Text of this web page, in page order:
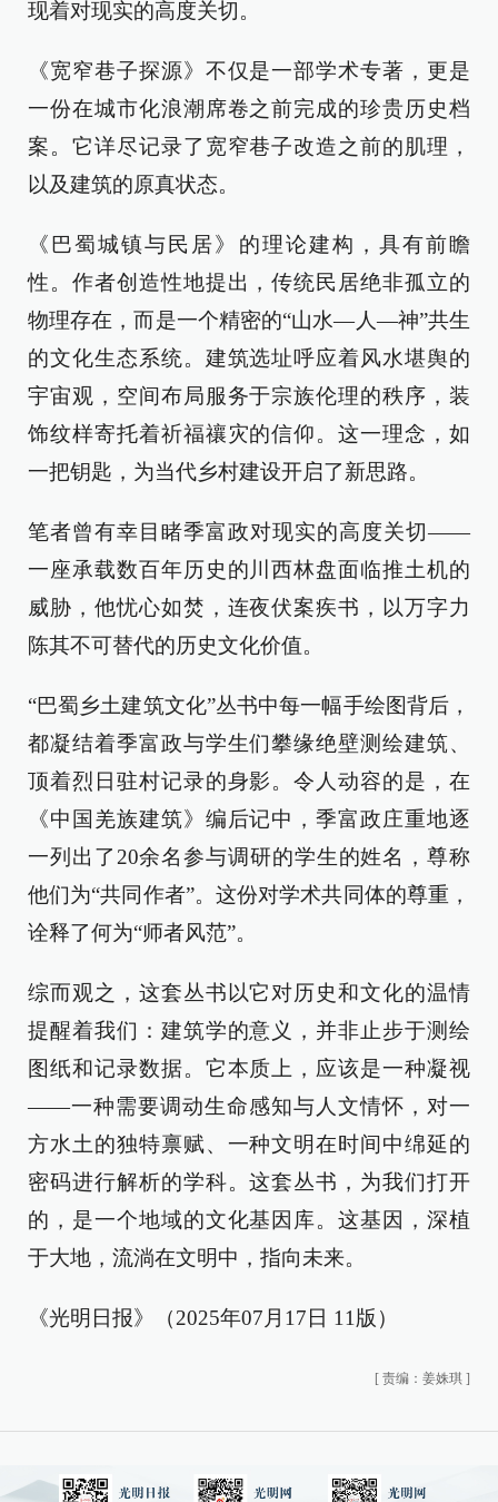
现着对现实的高度关切。
《宽窄巷子探源》不仅是一部学术专著，更是
一份在城市化浪潮席卷之前完成的珍贵历史档
案。它详尽记录了宽窄巷子改造之前的肌理，
以及建筑的原真状态。
《巴蜀城镇与民居》的理论建构，具有前瞻
性。作者创造性地提出，传统民居绝非孤立的
物理存在，而是一个精密的“山水—人—神”共生
的文化生态系统。建筑选址呼应着风水堪舆的
宇宙观，空间布局服务于宗族伦理的秩序，装
饰纹样寄托着祈福禳灾的信仰。这一理念，如
一把钥匙，为当代乡村建设开启了新思路。
笔者曾有幸目睹季富政对现实的高度关切——
一座承载数百年历史的川西林盘面临推土机的
威胁，他忧心如焚，连夜伏案疾书，以万字力
陈其不可替代的历史文化价值。
“巴蜀乡土建筑文化”丛书中每一幅手绘图背后，
都凝结着季富政与学生们攀缘绝壁测绘建筑、
顶着烈日驻村记录的身影。令人动容的是，在
《中国羌族建筑》编后记中，季富政庄重地逐
一列出了20余名参与调研的学生的姓名，尊称
他们为“共同作者”。这份对学术共同体的尊重，
诠释了何为“师者风范”。
综而观之，这套丛书以它对历史和文化的温情
提醒着我们：建筑学的意义，并非止步于测绘
图纸和记录数据。它本质上，应该是一种凝视
——一种需要调动生命感知与人文情怀，对一
方水土的独特禀赋、一种文明在时间中绵延的
密码进行解析的学科。这套丛书，为我们打开
的，是一个地域的文化基因库。这基因，深植
于大地，流淌在文明中，指向未来。
《光明日报》（2025年07月17日 11版）
[ 责编：姜姝琪 ]